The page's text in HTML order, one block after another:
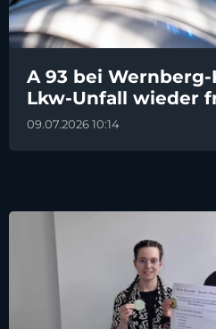
A 93 bei
Lkw-Unfall wieder
09.07.2026 10:14